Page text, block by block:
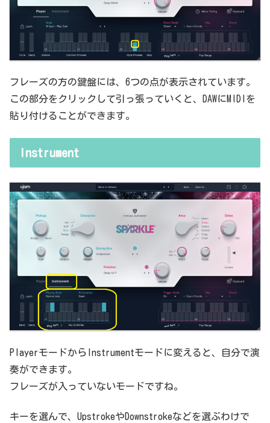
フレーズの方の鍵盤には、6つの点が表示されています。
この部分をクリックして引っ張っていくと、DAWにMIDIを
貼り付けることができます。
Instrument
PlayerモードからInstrumentモードに変えると、自分で演
奏ができます。
フレーズが入っていないモードですね。
キーを選んで、UpstrokeやDownstrokeなどを選ぶわけで